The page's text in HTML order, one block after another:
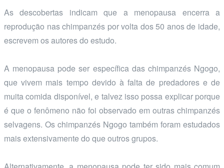
As descobertas indicam que a menopausa encerra a
reprodução nas chimpanzés por volta dos 50 anos de idade,
escrevem os autores do estudo.
A menopausa pode ser específica das chimpanzés Ngogo,
que vivem mais tempo devido à falta de predadores e de
muita comida disponível, e talvez isso possa explicar porque
é que o fenômeno não foi observado em outras chimpanzés
selvagens. Os chimpanzés Ngogo também foram estudados
mais extensivamente do que outros grupos.